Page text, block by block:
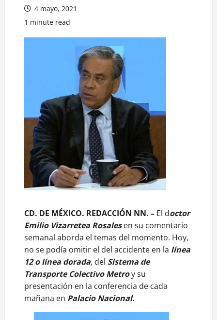
4 mayo, 2021
1 minute read
CD. DE MÉXICO. REDACCIÓN NN. – El doctor
Emilio Vizarretea Rosalesen su comentario
semanal aborda el temas del momento. Hoy,
no se podía omitir el del accidente en la línea
12 o línea dorada, del Sistema de
Transporte Colectivo Metroy su
presentación en la conferencia de cada
mañana en Palacio Nacional.